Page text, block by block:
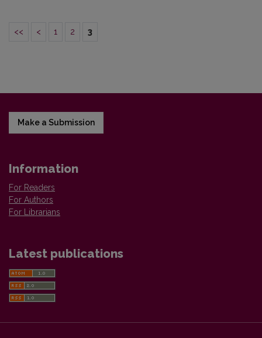
<< < 1 2 3
Make a Submission
Information
For Readers
For Authors
For Librarians
Latest publications